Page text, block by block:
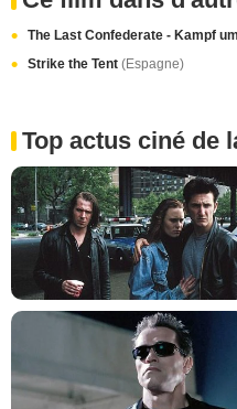
The Last Confederate - Kampf
Strike the Tent (Espagne)
Top actus ciné de